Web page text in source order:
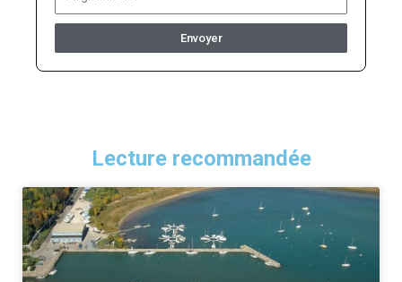
Envoyer
Lecture recommandée